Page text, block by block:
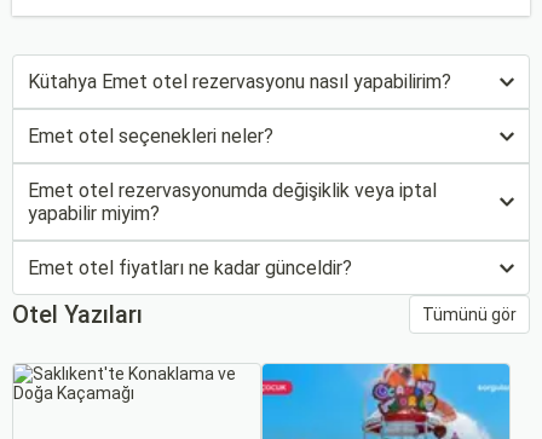
Kütahya Emet otel rezervasyonu nasıl yapabilirim?
Emet otel seçenekleri neler?
Emet otel rezervasyonumda değişiklik veya iptal
yapabilir miyim?
Emet otel fiyatları ne kadar günceldir?
Otel Yazıları Tümünü gör